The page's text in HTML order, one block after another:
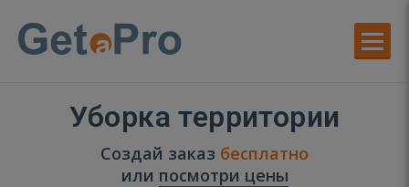
Уборка территории
Создай заказ бесплатно
или посмотри цены